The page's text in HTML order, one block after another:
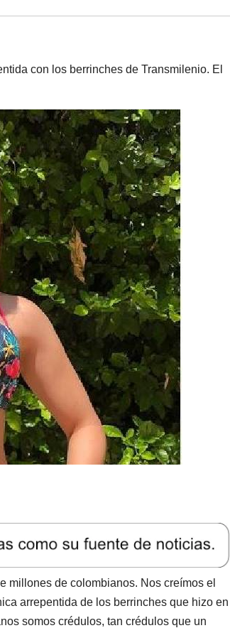
con los berrinches de Transmilenio. El
millones de colombianos. Nos creímos el
arrepentida de los berrinches que hizo en
somos crédulos, tan crédulos que un